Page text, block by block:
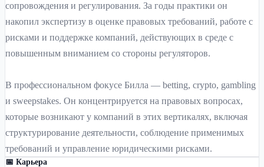
сопровождения и регулирования. За годы практики он
накопил экспертизу в оценке правовых требований, работе с
рисками и поддержке компаний, действующих в среде с
повышенным вниманием со стороны регуляторов.
В профессиональном фокусе Билла — betting, crypto, gambling
и sweepstakes. Он концентрируется на правовых вопросах,
которые возникают у компаний в этих вертикалях, включая
структурирование деятельности, соблюдение применимых
требований и управление юридическими рисками.
📅 Карьера